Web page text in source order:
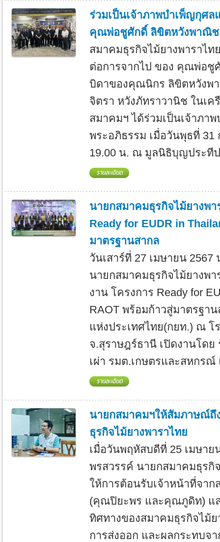
ร่วมเป็นเจ้าภาพบำเพ็ญกุศล
คุณพ่อชูศักดิ์ ลิขิตหวังพาณิ
สมาคมธุรกิจไม้ยางพาราไท
ต่อการจากไป ของ คุณพ่อ
บิดาของคุณนิกร ลิขิตหวัง
จิตรา หวังภัทราวานิช ในเ
สมาคมฯ ได้ร่วมเป็นเจ้าภา
พระอภิธรรม เมื่อวันพุธที่ 31
19.00 น. ณ มูลนิธิบุญประที
นายกสมาคมธุรกิจไม้ยางพา
Ready for EUDR in
มาตรฐานสากล
วันเสาร์ที่ 27 เมษายน
นายกสมาคมธุรกิจไม้ยางพา
งาน โครงการ Ready for
RAOT พร้อมก้าวสู่มาตรฐา
แห่งประเทศไทย(กยท.) ณ โ
จ.สุราษฎร์ธานี เปิดงานโดย
เผ่า รมต.เกษตรและสหกรณ์
นายกสมาคมฯให้สัมภาษณ์ถึ
ธุรกิจไม้ยางพาราไทย
เมื่อวันพฤหัสบดีที่ 25 เมษาย
พรสวรรค์ นายกสมาคมธุรกิ
ให้การต้อนรับเจ้าหน้าที่จาก
(คุณปิยะพร และคุณภูดิท) แ
ทิศทางของสมาคมธุรกิจไม้
การส่งออก และผลกระทบจ